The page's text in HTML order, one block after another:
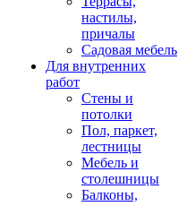
настилы,
причалы
Садовая мебель
Для внутренних
работ
Стены и
потолки
Пол, паркет,
лестницы
Мебель и
столешницы
Балконы,